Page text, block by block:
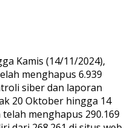
Kamis (14/11/2024),
menghapus 6.939
siber dan laporan
20 Oktober hingga 14
menghapus 290.169